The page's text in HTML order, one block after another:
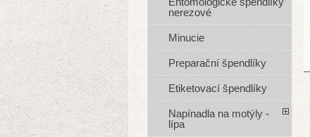
nerezové
Minucie
Preparační špendlíky
Etiketovací špendlíky
Napínadla na motýly -
lípa